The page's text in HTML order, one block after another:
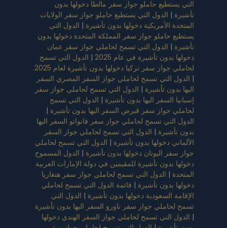
التي يستطيع حاملو جواز سفر مالطا دخولها بدون
تأشيرة | الدول التي يستطيع حاملو جواز سفر الولايات
المتحدة الأمريكية دخولها بدون تأشيرة | الدول التي
يستطيع حاملو جواز سفر المملكة المتحدة دخولها بدون
تأشيرة | الدول التي تسمح لحاملي جواز سفر عمان
دخولها بدون تأشيرة في عام 2025
| الدول التي تسمح
لحاملي جواز سفر تركيا دخولها بدون تأشيرة لعام 2025.
| الدول التي تسمح لحاملي جواز السفر المصري السفر
اليها بدون تأشيرة | الدول التي تسمح لحاملي جواز سفر
إسبانيا السفر اليها بدون تأشيرة | الدول التي تسمح
لحاملي جواز سفر قبرص السفر اليها بدون تأشيرة |
الدول التي تسمح لحاملي جواز سفر فانواتو السفر اليها
بدون تأشيرة | الدول التي تسمح لحاملي جواز السفر
الألماني دخولها بدون تأشيرة | الدول التي تسمح لحاملي
جواز سفر اليونان دخولها بدون تأشيرة | الدول المسموح
دخولها بدون تأشيرة للمقيمين في دولة الإمارات العربية
المتحدة | الدول التي تسمح لحاملي جواز سفر هنغاريا
دخولها بدون تأشيرة | قائمة الدول التي تسمح لحاملي
الإقامة السعودية دخولها بدون تأشيرة | الدول التي
تسمح لحاملي جواز سفر ناورو السفر اليها بدون تأشيرة
| الدول التي تسمح لحاملي جواز السفر الهندي دخولها